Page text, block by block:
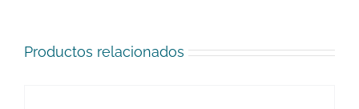
Productos relacionados